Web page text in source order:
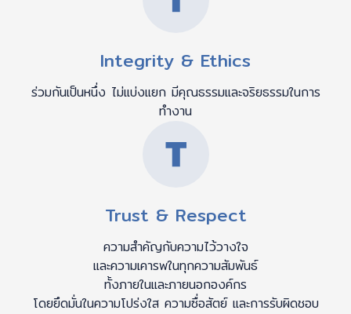
Integrity & Ethics
ร่วมกันเป็นหนึ่ง ไม่แบ่งแยก มีคุณธรรมและจริยธรรมในการ
ทำงาน
Trust & Respect
ความสำคัญกับความไว้วางใจ
และความเคารพในทุกความสัมพันธ์
ทั้งภายในและภายนอกองค์กร
โดยยึดมั่นในความโปร่งใส ความซื่อสัตย์ และการรับผิดชอบ